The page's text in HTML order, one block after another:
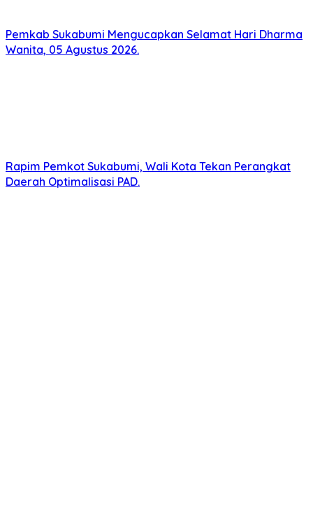
Pemkab Sukabumi Mengucapkan Selamat Hari Dharma
Wanita, 05 Agustus 2026.
Rapim Pemkot Sukabumi, Wali Kota Tekan Perangkat
Daerah Optimalisasi PAD.